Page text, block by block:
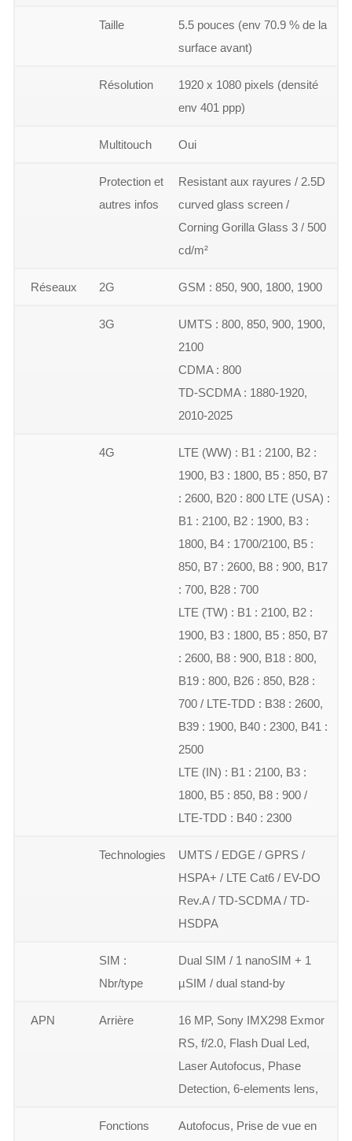
Taille
5.5 pouces (env 70.9 % de la
surface avant)
Résolution
1920 x 1080 pixels (densité
env 401 ppp)
Multitouch Oui
Protection et
autres infos
Resistant aux rayures / 2.5D
curved glass screen /
Corning Gorilla Glass 3 / 500
cd/m²
Réseaux 2G GSM : 850, 900, 1800, 1900
3G
UMTS : 800, 850, 900, 1900,
2100
CDMA : 800
TD-SCDMA : 1880-1920,
2010-2025
4G
LTE (WW) : B1 : 2100, B2 :
1900, B3 : 1800, B5 : 850, B7
: 2600, B20 : 800 LTE (USA) :
B1 : 2100, B2 : 1900, B3 :
1800, B4 : 1700/2100, B5 :
850, B7 : 2600, B8 : 900, B17
: 700, B28 : 700
LTE (TW) : B1 : 2100, B2 :
1900, B3 : 1800, B5 : 850, B7
: 2600, B8 : 900, B18 : 800,
B19 : 800, B26 : 850, B28 :
700 / LTE-TDD : B38 : 2600,
B39 : 1900, B40 : 2300, B41 :
2500
LTE (IN) : B1 : 2100, B3 :
1800, B5 : 850, B8 : 900 /
LTE-TDD : B40 : 2300
Technologies
UMTS / EDGE / GPRS /
HSPA+ / LTE Cat6 / EV-DO
Rev.A / TD-SCDMA / TD-
HSDPA
SIM :
Nbr/type
Dual SIM / 1 nanoSIM + 1
µSIM / dual stand-by
APN Arrière
16 MP, Sony IMX298 Exmor
RS, f/2.0, Flash Dual Led,
Laser Autofocus, Phase
Detection, 6-elements lens,
Fonctions
Autofocus, Prise de vue en